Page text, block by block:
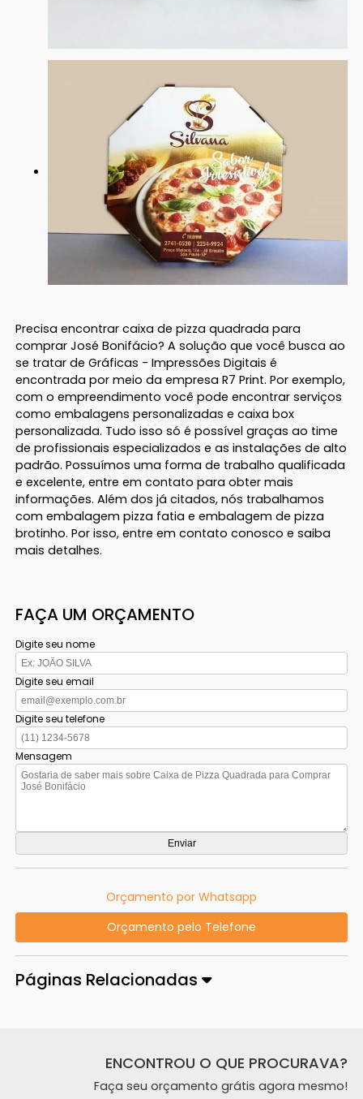
Precisa encontrar caixa de pizza quadrada para
comprar José Bonifácio? A solução que você busca ao
se tratar de Gráficas - Impressões Digitais é
encontrada por meio da empresa R7 Print. Por exemplo,
com o empreendimento você pode encontrar serviços
como embalagens personalizadas e caixa box
personalizada. Tudo isso só é possível graças ao time
de profissionais especializados e as instalações de alto
padrão. Possuímos uma forma de trabalho qualificada
e excelente, entre em contato para obter mais
informações. Além dos já citados, nós trabalhamos
com embalagem pizza fatia e embalagem de pizza
brotinho. Por isso, entre em contato conosco e saiba
mais detalhes.
FAÇA UM ORÇAMENTO
Digite seu nome
Digite seu email
Digite seu telefone
Mensagem
Orçamento por Whatsapp
Orçamento pelo Telefone
Páginas Relacionadas
ENCONTROU O QUE PROCURAVA?
Faça seu orçamento grátis agora mesmo!